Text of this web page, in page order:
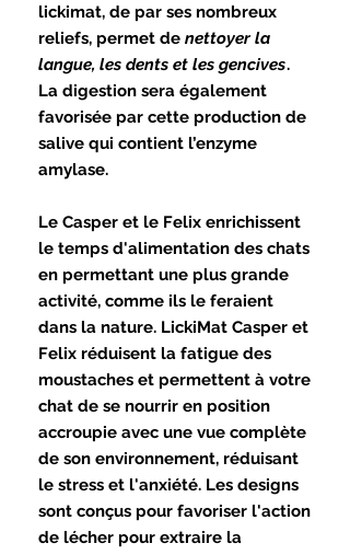
lickimat, de par ses nombreux
reliefs, permet de nettoyer la
langue, les dents et les gencives.
La digestion sera également
favorisée par cette production de
salive qui contient l’enzyme
amylase.
Le Casper et le Felix enrichissent
le temps d'alimentation des chats
en permettant une plus grande
activité, comme ils le feraient
dans la nature. LickiMat Casper et
Felix réduisent la fatigue des
moustaches et permettent à votre
chat de se nourrir en position
accroupie avec une vue complète
de son environnement, réduisant
le stress et l'anxiété. Les designs
sont conçus pour favoriser l'action
de lécher pour extraire la